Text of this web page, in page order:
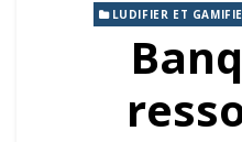
LUDIFIER ET